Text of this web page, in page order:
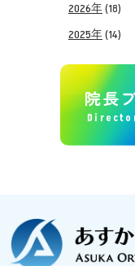
2026年 (18)
2025年 (14)
院長
Director